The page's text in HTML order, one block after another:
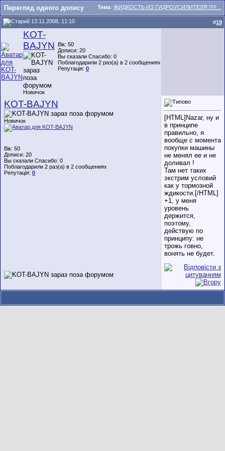
Тема: ЖИДКОСТЬ ИЗ ГИДРОУСИЛИТЕЛЯ !!!!!...
Перегляд одного допису
13.11.2008, 11:10 #19
KOT-
BAJYN
Новичок
Вік: 50
Дописи: 20
Вы сказали Спасибо: 0
Поблагодарили 2 раз(а) в 2 сообщениях
Репутація: 0
KOT-BAJYN
Новичок
Вік: 50
Дописи: 20
Вы сказали Спасибо: 0
Поблагодарили 2 раз(а) в 2 сообщениях
Репутація: 0
[HTML]Nazar, ну и
в принципе
правильно, я
вообще с момента
покупки машины
не менял ее и не
доливал !
Там нет таких
экстрим условий
как у тормозной
ждикости.[/HTML]
+1, у меня
уровень
держится,
поэтому,
действую по
принципу: не
трожь говно,
вонять не будет.